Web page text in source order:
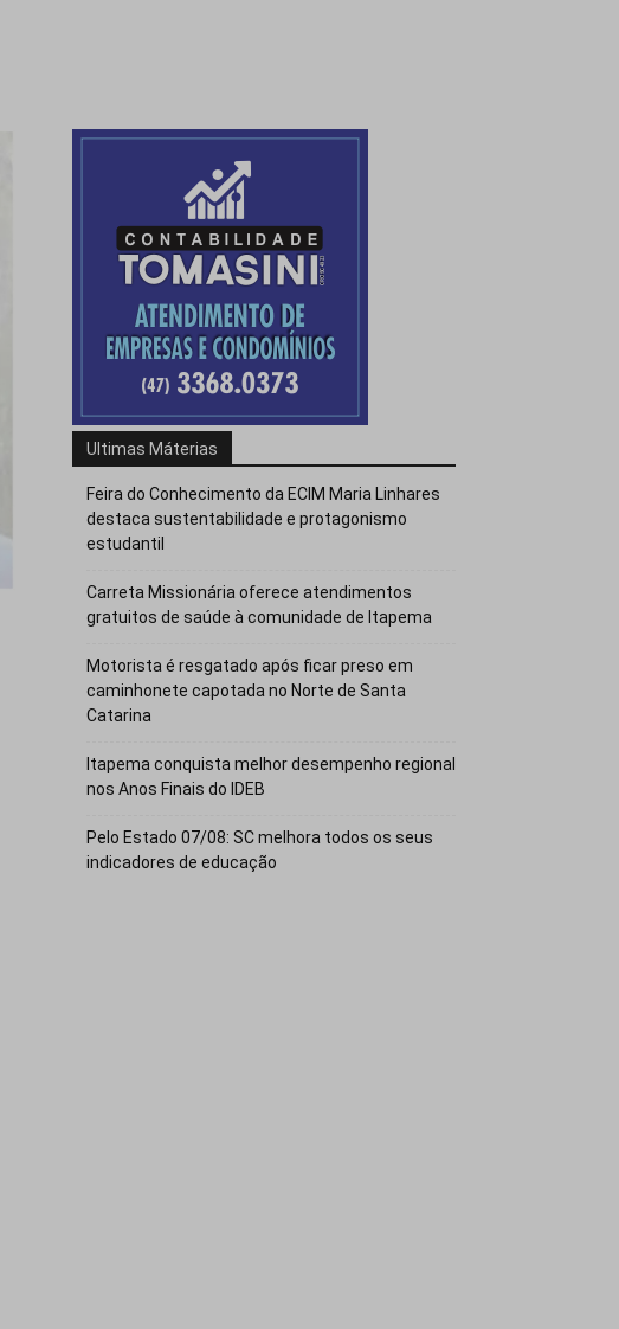
Ultimas Máterias
Feira do Conhecimento da ECIM Maria Linhares
destaca sustentabilidade e protagonismo
estudantil
Carreta Missionária oferece atendimentos
gratuitos de saúde à comunidade de Itapema
Motorista é resgatado após ficar preso em
caminhonete capotada no Norte de Santa
Catarina
Itapema conquista melhor desempenho regional
nos Anos Finais do IDEB
Pelo Estado 07/08: SC melhora todos os seus
indicadores de educação